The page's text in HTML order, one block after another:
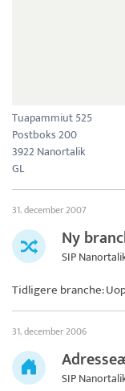
Tuapammiut 525
Postboks 200
3922 Nanortalik
GL
31. december 2007
Ny
SIP
Tidligere branche:
31. december 2006
SIP